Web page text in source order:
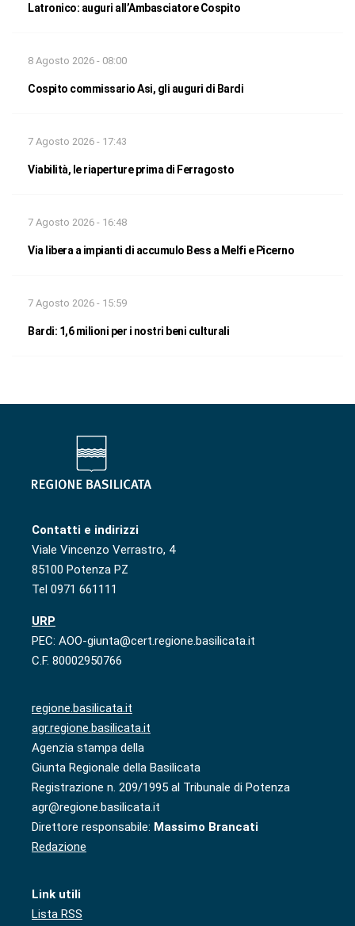
Latronico: auguri all’Ambasciatore Cospito
8 Agosto 2026 - 08:00
Cospito commissario Asi, gli auguri di Bardi
7 Agosto 2026 - 17:43
Viabilità, le riaperture prima di Ferragosto
7 Agosto 2026 - 16:48
Via libera a impianti di accumulo Bess a Melfi e Picerno
7 Agosto 2026 - 15:59
Bardi: 1,6 milioni per i nostri beni culturali
Contatti e indirizzi
Viale Vincenzo Verrastro, 4
85100 Potenza PZ
Tel 0971 661111
URP
PEC: AOO-giunta@cert.regione.basilicata.it
C.F. 80002950766
regione.basilicata.it
agr.regione.basilicata.it
Agenzia stampa della
Giunta Regionale della Basilicata
Registrazione n. 209/1995 al Tribunale di Potenza
agr@regione.basilicata.it
Direttore responsabile: Massimo Brancati
Redazione
Link utili
Lista RSS